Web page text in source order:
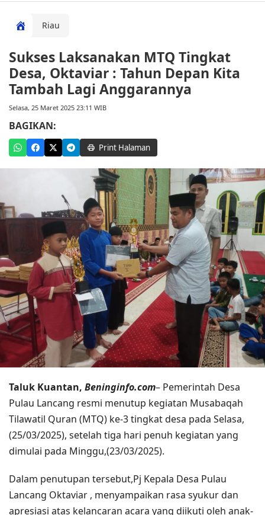
Riau
Sukses Laksanakan MTQ Tingkat
Desa, Oktaviar : Tahun Depan Kita
Tambah Lagi Anggarannya
Selasa, 25 Maret 2025 23:11 WIB
BAGIKAN:
Print Halaman
Taluk Kuantan, Beninginfo.com– Pemerintah Desa
Pulau Lancang resmi menutup kegiatan Musabaqah
Tilawatil Quran (MTQ) ke-3 tingkat desa pada Selasa,
(25/03/2025), setelah tiga hari penuh kegiatan yang
dimulai pada Minggu,(23/03/2025).
Dalam penutupan tersebut,Pj Kepala Desa Pulau
Lancang Oktaviar , menyampaikan rasa syukur dan
apresiasi atas kelancaran acara yang diikuti oleh anak-